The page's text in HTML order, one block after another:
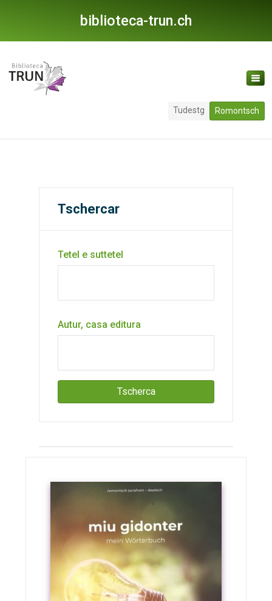
biblioteca-trun.ch
Tudestg Romontsch
Tschercar
Tetel e suttetel
Autur, casa editura
Tscherca